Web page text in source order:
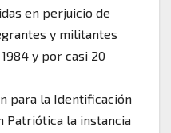
en perjuicio de
y militantes
y por casi 20
para la Identificación
Patriótica la instancia